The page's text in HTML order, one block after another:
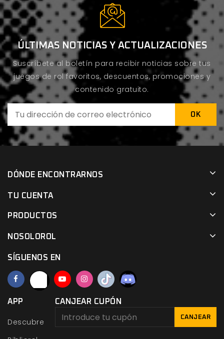
ÚLTIMAS NOTICIAS Y ACTUALIZACIONES
Suscríbete al boletín para recibir noticias sobre tus
juegos de rol favoritos, descuentos, promociones y
contenido gratuito.
DÓNDE ENCONTRARNOS
TU CUENTA
PRODUCTOS
NOSOLOROL
SÍGUENOS EN
APP
Descubre
CANJEAR CUPÓN
CANJEAR